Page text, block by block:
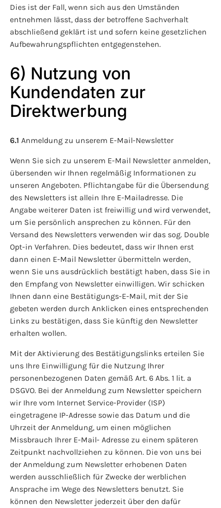
Dies ist der Fall, wenn sich aus den Umständen
entnehmen lässt, dass der betroffene Sachverhalt
abschließend geklärt ist und sofern keine gesetzlichen
Aufbewahrungspflichten entgegenstehen.
6) Nutzung von
Kundendaten zur
Direktwerbung
6.1 Anmeldung zu unserem E-Mail-Newsletter
Wenn Sie sich zu unserem E-Mail Newsletter anmelden,
übersenden wir Ihnen regelmäßig Informationen zu
unseren Angeboten. Pflichtangabe für die Übersendung
des Newsletters ist allein Ihre E-Mailadresse. Die
Angabe weiterer Daten ist freiwillig und wird verwendet,
um Sie persönlich ansprechen zu können. Für den
Versand des Newsletters verwenden wir das sog. Double
Opt-in Verfahren. Dies bedeutet, dass wir Ihnen erst
dann einen E-Mail Newsletter übermitteln werden,
wenn Sie uns ausdrücklich bestätigt haben, dass Sie in
den Empfang von Newsletter einwilligen. Wir schicken
Ihnen dann eine Bestätigungs-E-Mail, mit der Sie
gebeten werden durch Anklicken eines entsprechenden
Links zu bestätigen, dass Sie künftig den Newsletter
erhalten wollen.
Mit der Aktivierung des Bestätigungslinks erteilen Sie
uns Ihre Einwilligung für die Nutzung Ihrer
personenbezogenen Daten gemäß Art. 6 Abs. 1 lit. a
DSGVO. Bei der Anmeldung zum Newsletter speichern
wir Ihre vom Internet Service-Provider (ISP)
eingetragene IP-Adresse sowie das Datum und die
Uhrzeit der Anmeldung, um einen möglichen
Missbrauch Ihrer E-Mail- Adresse zu einem späteren
Zeitpunkt nachvollziehen zu können. Die von uns bei
der Anmeldung zum Newsletter erhobenen Daten
werden ausschließlich für Zwecke der werblichen
Ansprache im Wege des Newsletters benutzt. Sie
können den Newsletter jederzeit über den dafür